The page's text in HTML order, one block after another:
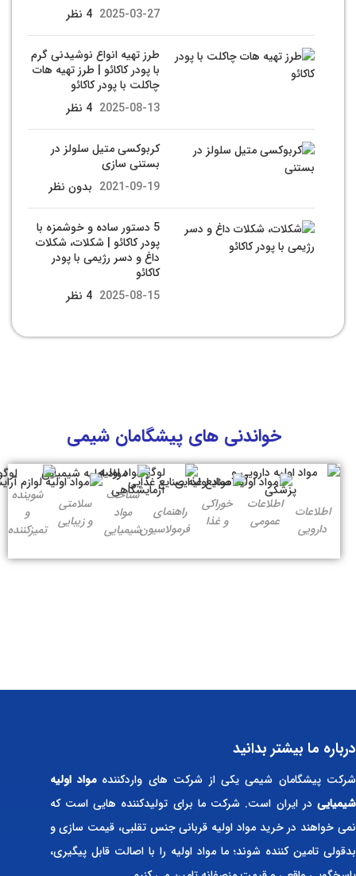
2025-03-27 4 نظر
طرز تهیه انواع نوشیدنی گرم
با پودر کاکائو | طرز تهیه هات
چاکلت با پودر کاکائو
2025-08-13 4 نظر
کربوکسی متیل سلولز در
بستنی سازی
2021-09-19 بدون نظر
5 دستور ساده و خوشمزه با
پودر کاکائو | شکلات، شکلات
داغ و دسر رژیمی با پودر
کاکائو
2025-08-15 4 نظر
خواندنی های پیشگامان شیمی
اطلاعات
دارویی
اطلاعات
عمومی
خوراکی
و غذا
راهنمای
فرمولاسیون
شناخت
مواد
شیمیایی
سلامتی
و زیبایی
شوینده
و
تمیزکننده
درباره ما بیشتر بدانید
شرکت پیشگامان شیمی یکی از شرکت های واردکنندهمواد اولیه
شیمیایی در ایران است. شرکت ما برای تولیدکننده هایی است که
نمی خواهند در خرید مواد اولیه قربانی جنس تقلبی، قیمت سازی و
بدقولی تامین کننده شوند؛ ما مواد اولیه را با اصالت قابل پیگیری،